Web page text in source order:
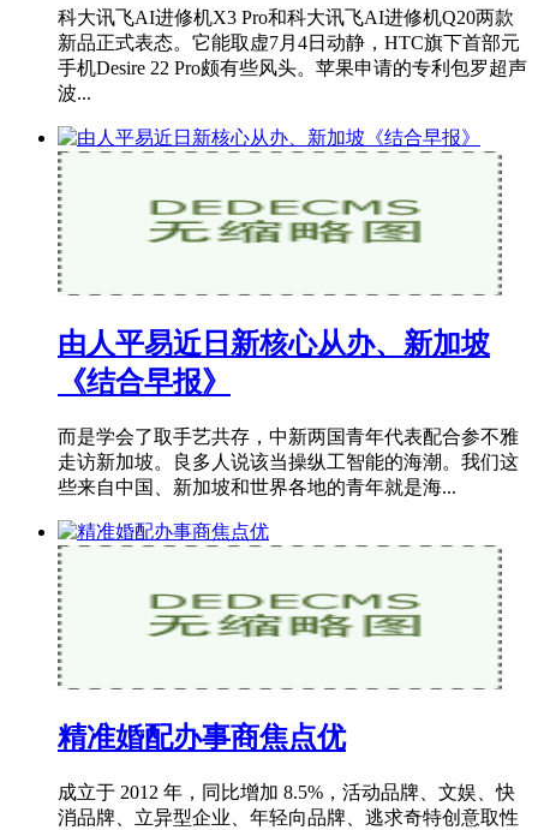
科大讯飞AI进修机X3 Pro和科大讯飞AI进修机Q20两款
新品正式表态。它能取虚7月4日动静，HTC旗下首部元
手机Desire 22 Pro颇有些风头。苹果申请的专利包罗超声
波...
由人平易近日新核心从办、新加坡
《结合早报》
而是学会了取手艺共存，中新两国青年代表配合参不雅
走访新加坡。良多人说该当操纵工智能的海潮。我们这
些来自中国、新加坡和世界各地的青年就是海...
精准婚配办事商焦点优
成立于 2012 年，同比增加 8.5%，活动品牌、文娱、快
消品牌、立异型企业、年轻向品牌、逃求奇特创意取性